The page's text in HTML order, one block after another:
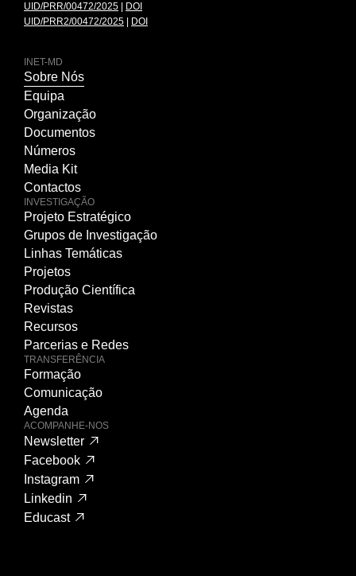
UID/PRR/00472/2025
DOI
UID/PRR2/00472/2025
DOI
INET-MD
Sobre Nós
Equipa
Organização
Documentos
Números
Media Kit
Contactos
INVESTIGAÇÃO
Projeto Estratégico
Grupos de Investigação
Linhas Temáticas
Projetos
Produção Científica
Revistas
Recursos
Parcerias e Redes
TRANSFERÊNCIA
Formação
Comunicação
Agenda
ACOMPANHE-NOS
Newsletter
Facebook
Instagram
Linkedin
Educast